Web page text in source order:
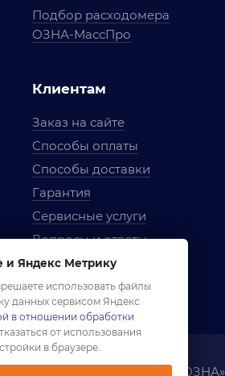
Подбор расходомера
ОЗНА-МассПро
Клиентам
Заказ на сайте
Способы оплаты
Способы доставки
Гарантия
Сервисные услуги
Вопросы и ответы
Условия сотрудничества
Правила использования
Компания «ОЗНА»
и Яндекс Метрику
использовать файлы
данных сервисом Яндекс
в отношении обработки
от использования
в браузере.